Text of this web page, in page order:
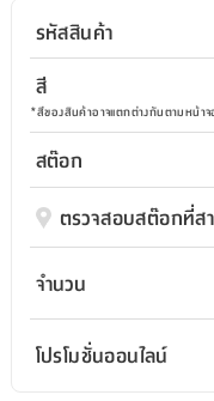
รหัสสินค้า
สี
*สีของสินค้าอาจแตกต่างกันตามหน้า
สต๊อก
ตรวจสอบสต๊อกที่ส
จำนวน
โปรโมชั่นออนไลน์